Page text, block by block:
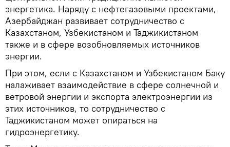
энергетика. Наряду с нефтегазовыми проектами,
Азербайджан развивает сотрудничество с
Казахстаном, Узбекистаном и Таджикистаном
также и в сфере возобновляемых источников
энергии.
При этом, если с Казахстаном и Узбекистаном Баку
налаживает взаимодействие в сфере солнечной и
ветровой энергии и экспорта электроэнергии из
этих источников, то сотрудничество с
Таджикистаном может опираться на
гидроэнергетику.